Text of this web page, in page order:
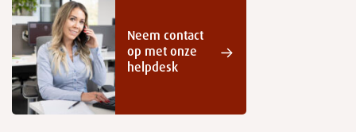
Neem contact
op met onze
helpdesk